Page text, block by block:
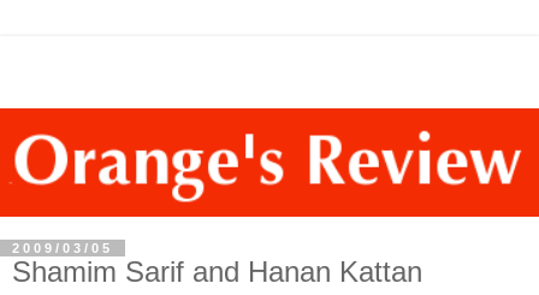
2009/03/05
Shamim Sarif and Hanan Kattan